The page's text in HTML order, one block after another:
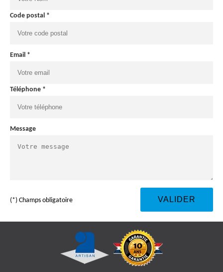
Code postal *
Email *
Téléphone *
Message
(*) Champs obligatoire